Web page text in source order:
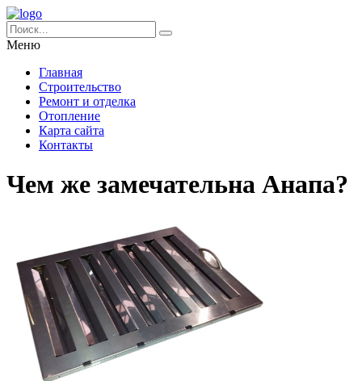
Меню
Главная
Строительство
Ремонт и отделка
Отопление
Карта сайта
Контакты
Чем же замечательна Анапа?